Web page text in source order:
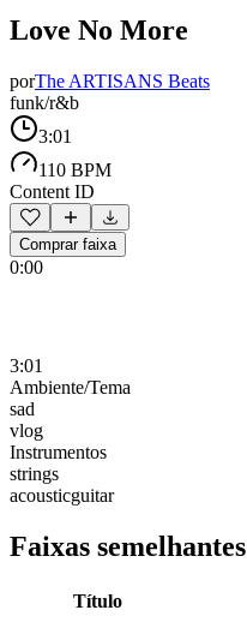
Love No More
porThe ARTISANS Beats
funk/r&b
3:01
110 BPM
Content ID
Comprar faixa
0:00
3:01
Ambiente/Tema
sad
vlog
Instrumentos
strings
acousticguitar
Faixas semelhantes
Título